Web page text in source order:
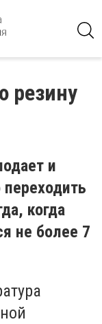
резину
и
когда
не более 7